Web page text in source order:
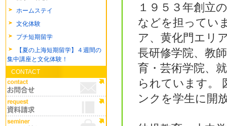
ホームステイ
文化体験
プチ短期留学
【夏の上海短期留学】４週間の
集中講座と文化体験！
CONTACT
１９５３年創立
などを担ってい
ア、黄化門エリ
長研修学院、教
育・芸術学院、
られています。
ンクを学生に開